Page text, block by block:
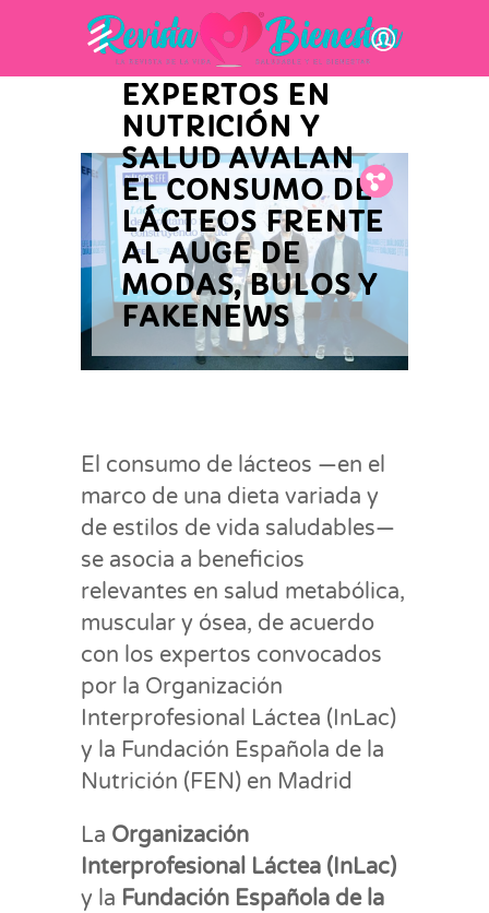
Fb.
Tw.
Pin.
INNOVACIÓN Y ACTUALIDAD
EMPRESARIAL
EXPERTOS EN
NUTRICIÓN Y
SALUD AVALAN
EL CONSUMO DE
LÁCTEOS FRENTE
AL AUGE DE
MODAS, BULOS Y
FAKENEWS
El consumo de lácteos —en el
marco de una dieta variada y
de estilos de vida saludables—
se asocia a beneficios
relevantes en salud metabólica,
muscular y ósea, de acuerdo
con los expertos convocados
por la Organización
Interprofesional Láctea (InLac)
y la Fundación Española de la
Nutrición (FEN) en Madrid
La Organización
Interprofesional Láctea (InLac)
y la Fundación Española de la